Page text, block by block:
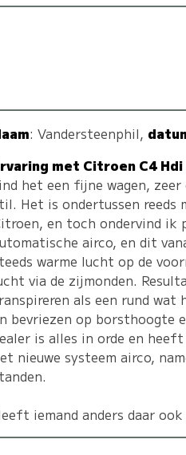
: Vandersteenphil,
met Citroen C4
het een fijne wagen,
Het is ondertussen reeds
en toch ondervind ik
airco, en dit
warme lucht op de
via de zijmonden.
als een rund
bevriezen op borsthoogte
is alles in orde en
nieuwe systeem airco,
iemand anders daar